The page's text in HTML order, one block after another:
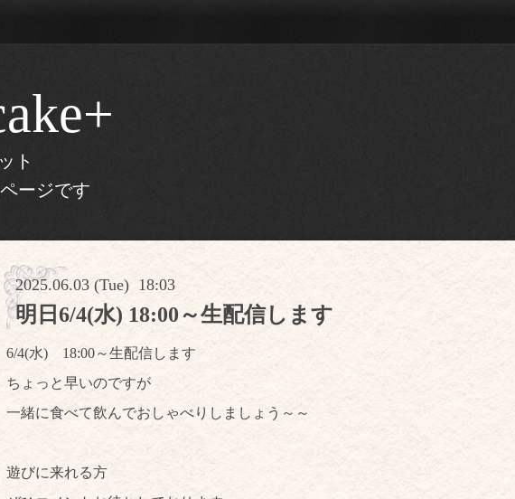
ト
ージです
2025.06.03 (Tue) 18:03
明日6/4(水) 18:00～生配信します
6/4(水) 18:00～生配信します
ちょっと早いのですが
一緒に食べて飲んでおしゃべりしましょう～～
遊びに来れる方